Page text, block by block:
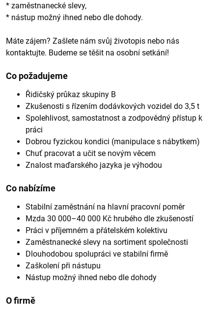
* zaměstnanecké slevy,
* nástup možný ihned nebo dle dohody.
Máte zájem? Zašlete nám svůj životopis nebo nás
kontaktujte. Budeme se těšit na osobní setkání!
Co požadujeme
Řidičský průkaz skupiny B
Zkušenosti s řízením dodávkových vozidel do 3,5 t
Spolehlivost, samostatnost a zodpovědný přístup k
práci
Dobrou fyzickou kondici (manipulace s nábytkem)
Chuť pracovat a učit se novým věcem
Znalost maďarského jazyka je výhodou
Co nabízíme
Stabilní zaměstnání na hlavní pracovní poměr
Mzda 30 000–40 000 Kč hrubého dle zkušeností
Práci v příjemném a přátelském kolektivu
Zaměstnanecké slevy na sortiment společnosti
Dlouhodobou spolupráci ve stabilní firmě
Zaškolení při nástupu
Nástup možný ihned nebo dle dohody
O firmě